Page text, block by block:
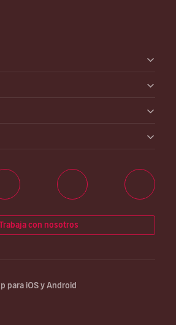
con nosotros
para iOS y Android